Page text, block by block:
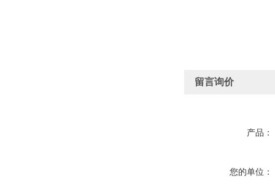
留言询价
产品：
您的单位：